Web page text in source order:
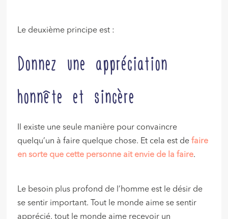
Le deuxième principe est :
Donnez une appréciation
honnête et sincère
Il existe une seule manière pour convaincre
quelqu’un à faire quelque chose. Et cela est de faire
en sorte que cette personne ait envie de la faire.
Le besoin plus profond de l’homme est le désir de
se sentir important. Tout le monde aime se sentir
apprécié, tout le monde aime recevoir un